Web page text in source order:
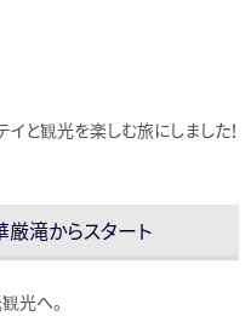
と観光を楽しむ旅にしました！
滝からスタート
光へ。